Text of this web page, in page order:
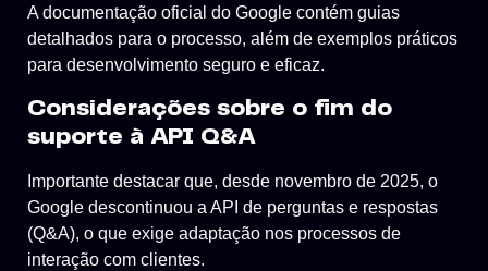
A documentação oficial do Google contém guias
detalhados para o processo, além de exemplos práticos
para desenvolvimento seguro e eficaz.
Considerações sobre o fim do
suporte à API Q&A
Importante destacar que, desde novembro de 2025, o
Google descontinuou a API de perguntas e respostas
(Q&A), o que exige adaptação nos processos de
interação com clientes.